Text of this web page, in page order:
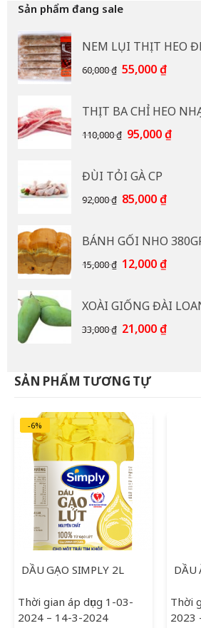
Sản phẩm đang sale
NEM LỤI THỊT HEO
60,000₫ Giá
60,000 ₫.
55,000₫Giá
là:
55,000
THỊT BA CHỈ HEO
110,000₫ Giá
110,000 ₫.
95,000₫Giá
ĐÙI TỎI GÀ CP
92,000₫ Giá
92,000 ₫.
85,000₫Giá
là:
85,000
BÁNH GỐI NHO
15,000₫ Giá
15,000 ₫.
12,000₫Giá
là:
12,000
XOÀI GIỐNG ĐÀI
33,000₫ Giá
33,000 ₫.
21,000₫Giá
SẢN PHẨM TƯƠNG TỰ
-6%
DẦU GẠO SIMPLY 2L
Thời gian áp dụng 1-03-
2024 – 14-3-2024
DẦU
Thời
2023